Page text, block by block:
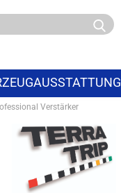
Verstärker